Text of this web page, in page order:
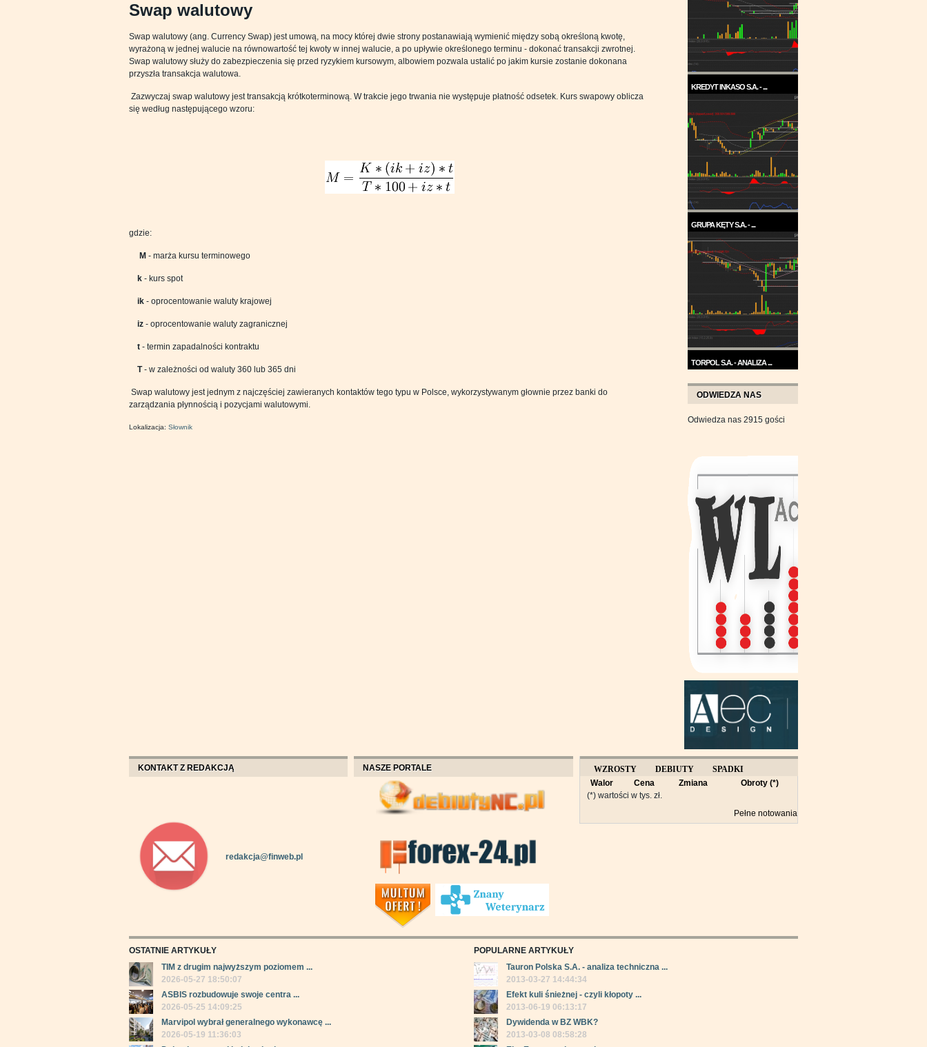
Swap walutowy
Swap walutowy (ang. Currency Swap) jest umową, na mocy której dwie strony postanawiają wymienić między sobą określoną kwotę,
wyrażoną w jednej walucie na równowartość tej kwoty w innej walucie, a po upływie określonego terminu - dokonać transakcji zwrotnej.
Swap walutowy służy do zabezpieczenia się przed ryzykiem kursowym, albowiem pozwala ustalić po jakim kursie zostanie dokonana
przyszła transakcja walutowa.
Zazwyczaj swap walutowy jest transakcją krótkoterminową. W trakcie jego trwania nie występuje płatność odsetek. Kurs swapowy oblicza
się według następującego wzoru:
gdzie:
M - marża kursu terminowego
k - kurs spot
ik - oprocentowanie waluty krajowej
iz - oprocentowanie waluty zagranicznej
t - termin zapadalności kontraktu
T- w zależności od waluty 360 lub 365 dni
Swap walutowy jest jednym z najczęściej zawieranych kontaktów tego typu w Polsce, wykorzystywanym głownie przez banki do
zarządzania płynnością i pozycjami walutowymi.
Lokalizacja: Słownik
KREDYT INKASO S.A. - ...
każdym razie w ...
GRUPA KĘTY S.A. - ...
Trend na wykresie Grupy Kęty
jest wzrostowy. ...
TORPOL S.A. - ANALIZA ...
września wykres Torpolu ...
ODWIEDZA NAS
Odwiedza nas 2915 gości
KONTAKT Z REDAKCJĄ
redakcja@finweb.pl
NASZE PORTALE WZROSTY DEBIUTY
SPADKI
OBROTY
Walor Cena Zmiana
Obroty (*)
(*) wartości w tys. zł.
Pełne notowania
OSTATNIE ARTYKUŁY
TIM z drugim najwyższym poziomem ...
2026-05-27 18:50:07
ASBIS rozbudowuje swoje centra ...
2026-05-25 14:09:25
Marvipol wybrał generalnego wykonawcę ...
2026-05-19 11:36:03
POPULARNE ARTYKUŁY
Tauron Polska S.A. - analiza techniczna ...
2013-03-27 14:44:34
Efekt kuli śnieżnej - czyli kłopoty ...
2013-06-19 06:13:17
Dywidenda w BZ WBK?
2013-03-08 08:58:28